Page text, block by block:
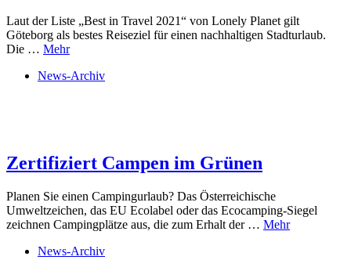
Laut der Liste „Best in Travel 2021“ von Lonely Planet gilt
Göteborg als bestes Reiseziel für einen nachhaltigen Stadturlaub.
Die … Mehr
News-Archiv
Zertifiziert Campen im Grünen
Planen Sie einen Campingurlaub? Das Österreichische
Umweltzeichen, das EU Ecolabel oder das Ecocamping-Siegel
zeichnen Campingplätze aus, die zum Erhalt der … Mehr
News-Archiv